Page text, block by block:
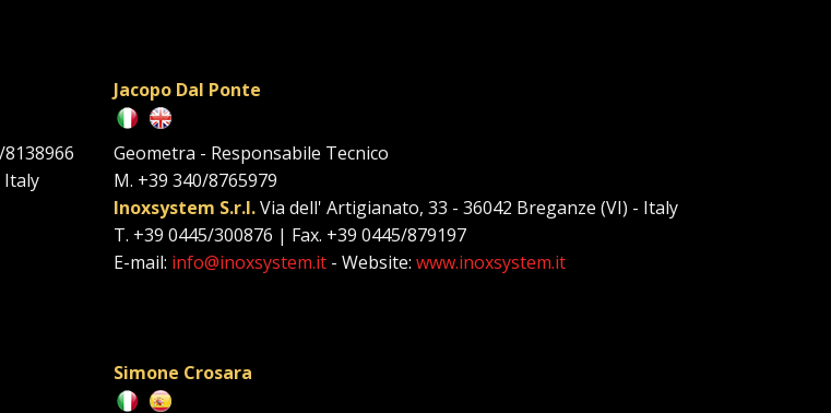
Italy
Jacopo Dal Ponte
Geometra - Responsabile Tecnico
M. +39 340/8765979
Inoxsystem S.r.l.Via dell' Artigianato, 33 - 36042 Breganze (VI) - Italy
T. +39 0445/300876 | Fax. +39 0445/879197
E-mail: info@inoxsystem.it - Website: www.inoxsystem.it
Simone Crosara